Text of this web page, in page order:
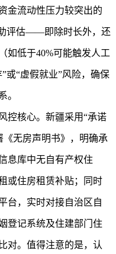
金流动性压力较突出的
评估——即除时长外，还
如低于40%可能触发人工
或“虚假就业”风险，确保
。
控核心。新疆采用“承诺
无房声明书》，明确承
息库中无自有产权住
或住房租赁补贴；同时
台，实时对接自治区自
登记系统及住建部门住
对。值得注意的是，认